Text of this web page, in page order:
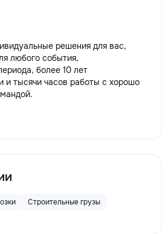
решения для вас,
любого события,
более 10 лет
и тысячи часов работы с хорошо
Строительные грузы